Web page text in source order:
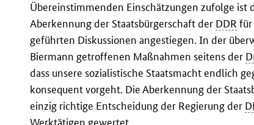
Übereinstimmenden Einschätzungen zufolge
Aberkennung der Staatsbürgerschaft der DDR für
geführten Diskussionen angestiegen. In der
Biermann getroffenen Maßnahmen seitens der
dass unsere sozialistische Staatsmacht endlich
konsequent vorgeht. Die Aberkennung der
einzig richtige Entscheidung der Regierung der